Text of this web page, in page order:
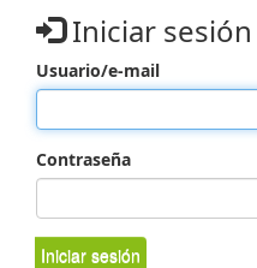
Iniciar sesión
Usuario/e-mail
Contraseña
Iniciar sesión